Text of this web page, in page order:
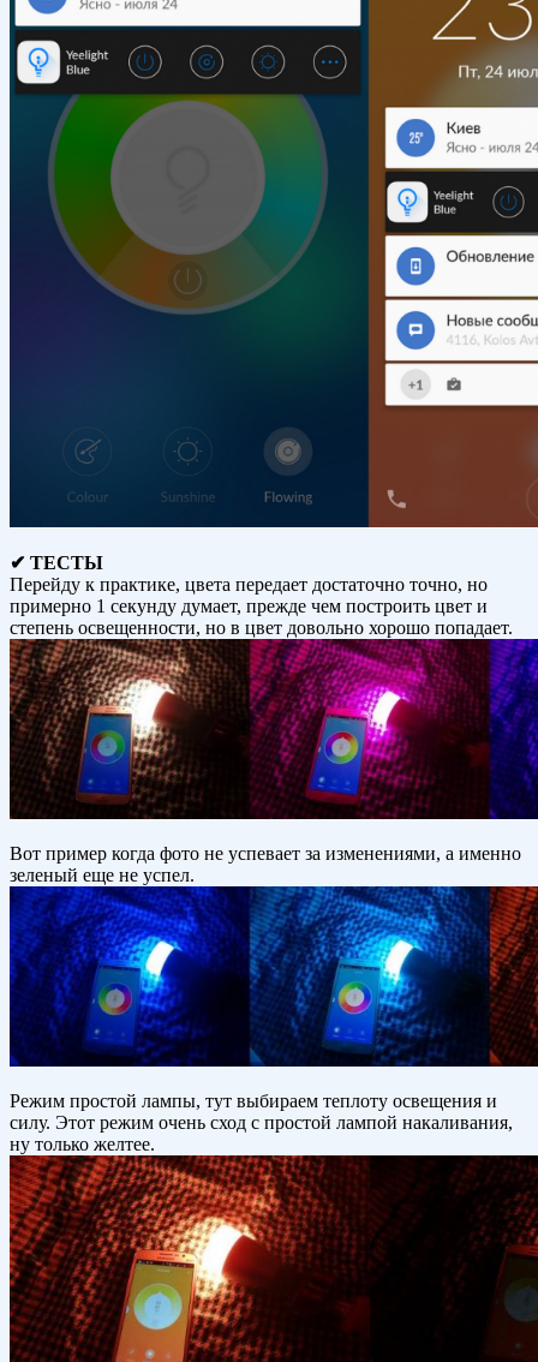
✔ ТЕСТЫ
Перейду к практике, цвета передает достаточно точно, но
примерно 1 секунду думает, прежде чем построить цвет и
степень освещенности, но в цвет довольно хорошо попадает.
Вот пример когда фото не успевает за изменениями, а именно
зеленый еще не успел.
Режим простой лампы, тут выбираем теплоту освещения и
силу. Этот режим очень сход с простой лампой накаливания,
ну только желтее.